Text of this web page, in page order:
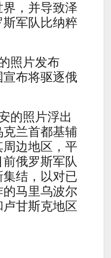
，并导致泽
军队比纳粹
照片发布
布将驱逐俄
的照片浮出
兰首都基辅
周边地区，平
俄罗斯军队
结，以对已
马里乌波尔
卢甘斯克地区